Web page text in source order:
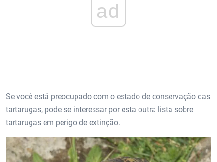
ad
Se você está preocupado com o estado de conservação das
tartarugas, pode se interessar por esta outra lista sobre
tartarugas em perigo de extinção.